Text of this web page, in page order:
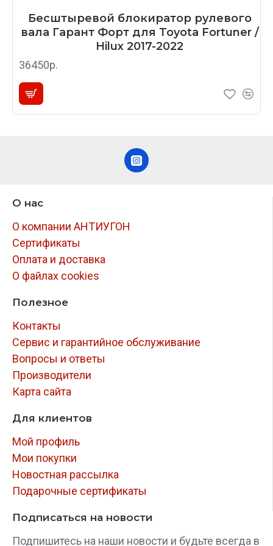
Бесштыревой блокиратор рулевого
вала Гарант Форт для Toyota Fortuner /
Hilux 2017-2022
36450р.
О нас
О компании АНТИУГОН
Сертификаты
Оплата и доставка
О файлах cookies
Полезное
Контакты
Сервис и гарантийное обслуживание
Вопросы и ответы
Производители
Карта сайта
Для клиентов
Мой профиль
Мои покупки
Новостная рассылка
Подарочные сертификаты
Подписаться на новости
Подпишитесь на наши новости и будьте всегда в